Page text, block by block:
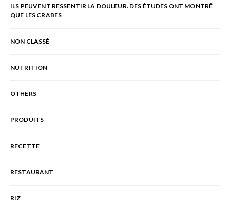
ILS PEUVENT RESSENTIR LA DOULEUR. DES ÉTUDES ONT MONTRÉ
QUE LES CRABES
NON CLASSÉ
NUTRITION
OTHERS
PRODUITS
RECETTE
RESTAURANT
RIZ